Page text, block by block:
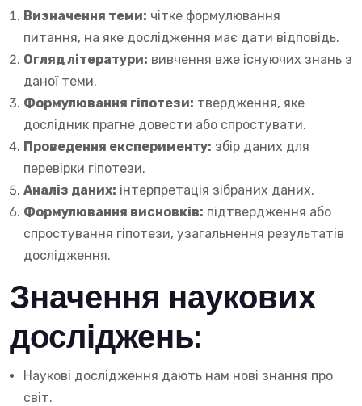
Визначення теми: чітке формулювання
питання, на яке дослідження має дати відповідь.
Огляд літератури: вивчення вже існуючих знань з
даної теми.
Формулювання гіпотези: твердження, яке
дослідник прагне довести або спростувати.
Проведення експерименту: збір даних для
перевірки гіпотези.
Аналіз даних: інтерпретація зібраних даних.
Формулювання висновків: підтвердження або
спростування гіпотези, узагальнення результатів
дослідження.
Значення наукових
досліджень:
Наукові дослідження дають нам нові знання про
світ.